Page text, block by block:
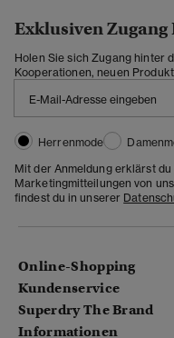
Exklusiven
Holen Sie sich Zugang hinter
Kooperationen, neuen
Herrenmode
Mit der Anmeldung erklärst
Marketingmitteilungen von
findest du in unserer
Online-Shopping
Kundenservice
Superdry The Brand
Informationen